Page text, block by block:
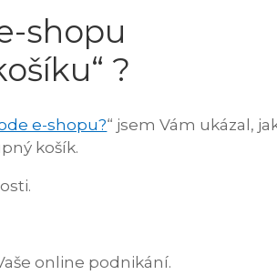
shopu
?
e-shopu?“ jsem Vám ukázal,
košík.
online podnikání.